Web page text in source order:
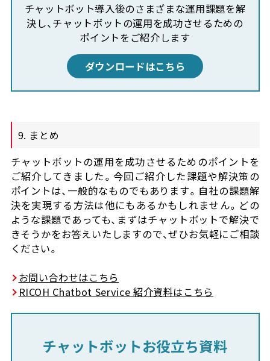
チャットボット導入後のさまざまな運用課題を解
決し、チャットボットの運用を成功させるための
ポイントをご紹介します
ダウンロードはこちら
9. まとめ
チャットボットの運用を成功させるためのポイントを
ご紹介してきました。今回ご紹介した課題や解決策の
ポイントは、一般的なものでもあります。自社の課題解
決を実現する方法は他にもあるかもしれません。どの
ような課題であっても、まずはチャットボットで解決で
きそうかをお答えいたしますので、ぜひお気軽にご相談
ください。
お問い合わせはこちら
RICOH Chatbot Service 紹介資料はこちら
チャットボットお役立ち資料